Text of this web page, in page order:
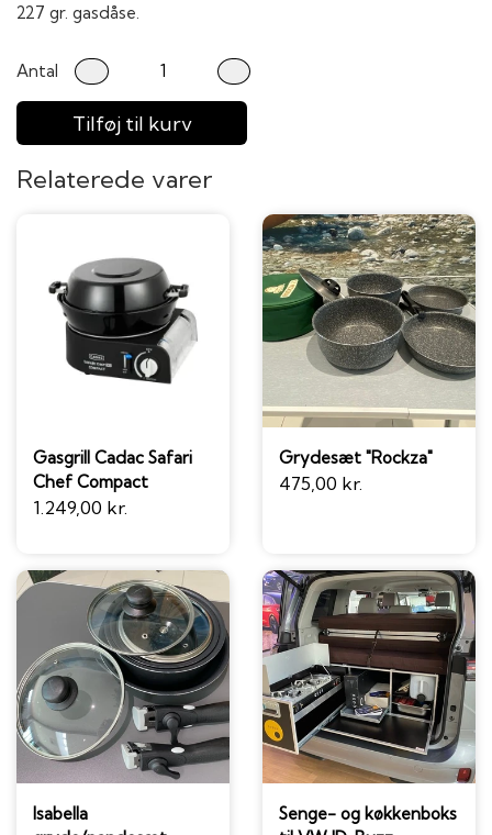
227 gr. gasdåse.
Antal
Tilføj til kurv
Relaterede varer
Gasgrill Cadac Safari
Chef Compact
1.249,00 kr.
Grydesæt "Rockza"
475,00 kr.
Isabella
Senge- og køkkenboks